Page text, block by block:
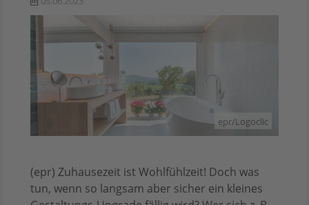
epr/Logoclic
(epr) Zuhausezeit ist Wohlfühlzeit! Doch was
tun, wenn so langsam aber sicher ein kleines